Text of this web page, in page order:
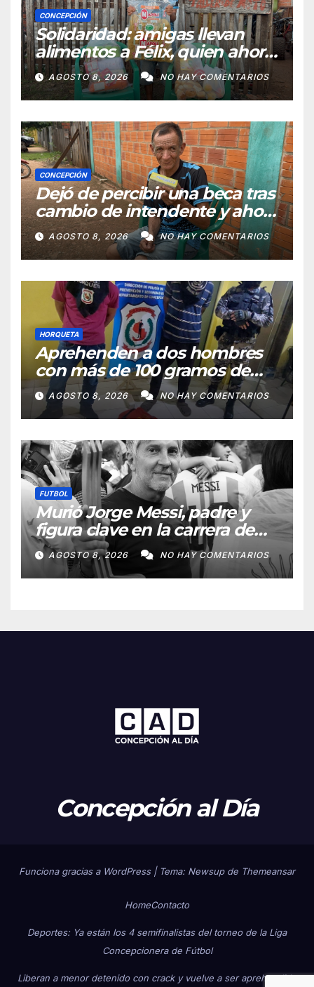
CONCEPCIÓN
Solidaridad: amigas llevan
alimentos a Félix, quien ahora
vende caramelos para
subsistir
AGOSTO 8, 2026 NO HAY COMENTARIOS
CONCEPCIÓN
Dejó de percibir una beca tras
cambio de intendente y ahora
vende caramelos para
subsistir
AGOSTO 8, 2026 NO HAY COMENTARIOS
HORQUETA
Aprehenden a dos hombres
con más de 100 gramos de
supuesta marihuana en
Horqueta
AGOSTO 8, 2026 NO HAY COMENTARIOS
FUTBOL
Murió Jorge Messi, padre y
figura clave en la carrera de
Lionel Messi
AGOSTO 8, 2026 NO HAY COMENTARIOS
Concepción al Día
Funciona gracias a WordPress | Tema: Newsup de Themeansar
HomeContacto
Deportes: Ya están los 4 semifinalistas del torneo de la Liga
Concepcionera de Fútbol
Liberan a menor detenido con crack y vuelve a ser aprehendido